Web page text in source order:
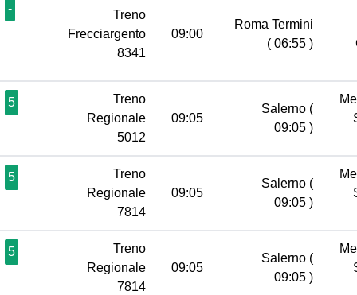
-
Treno
Frecciargento
8341
09:00
Roma Termini
( 06:55 )
5
Treno
Regionale
5012
09:05
Salerno (
09:05 )
5
Treno
Regionale
7814
09:05
Salerno (
09:05 )
5
Treno
Regionale
7814
09:05
Salerno (
09:05 )